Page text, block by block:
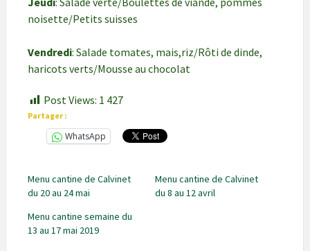
noisette/Petits suisses
Vendredi: Salade tomates, mais,riz/Rôti de dinde,
haricots verts/Mousse au chocolat
Post Views: 1 427
Partager :
WhatsApp
Menu cantine de Calvinet
du 20 au 24 mai
Menu cantine de Calvinet
du 8 au 12 avril
Menu cantine semaine du
13 au 17 mai 2019